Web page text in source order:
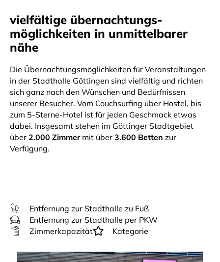
vielfältige übernachtungs-
möglichkeiten in unmittelbarer
nähe
Die Übernachtungsmöglichkeiten für Veranstaltungen
in der Stadthalle Göttingen sind vielfältig und richten
sich ganz nach den Wünschen und Bedürfnissen
unserer Besucher. Vom Couchsurfing über Hostel, bis
zum 5-Sterne-Hotel ist für jeden Geschmack etwas
dabei. Insgesamt stehen im Göttinger Stadtgebiet
über 2.000 Zimmermit über 3.600 Betten zur
Verfügung.
Entfernung zur Stadthalle zu Fuß
Entfernung zur Stadthalle per PKW
Zimmerkapazität
Kategorie